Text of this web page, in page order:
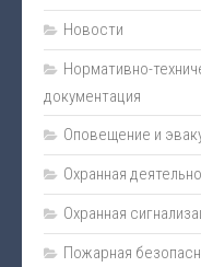
Монтаж
Пожарная
Энциклопедия
Юмор
Безопасность
Полезная
Новости
Нормативно-
документация
Оповещение и
Охранная
Охранная
Пожарная